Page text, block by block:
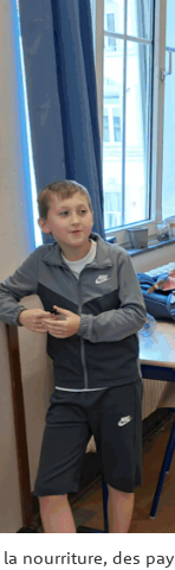
nourriture, des